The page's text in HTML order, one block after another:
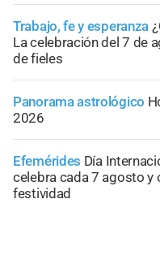
Trabajo, fe y esperanza
La celebración del 7 de
de fieles
Panorama astrológico
2026
Efemérides Día
celebra cada 7 agosto y
festividad